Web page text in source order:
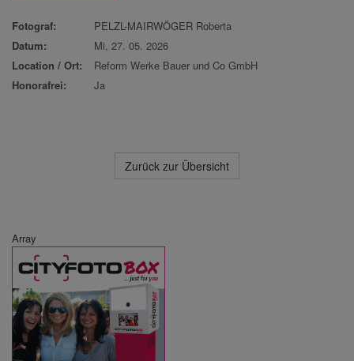
Fotograf:
PELZL-MAIRWÖGER Roberta
Datum:
Mi, 27. 05. 2026
Location / Ort:
Reform Werke Bauer und Co GmbH
Honorafrei:
Ja
Zurück zur Übersicht
Array